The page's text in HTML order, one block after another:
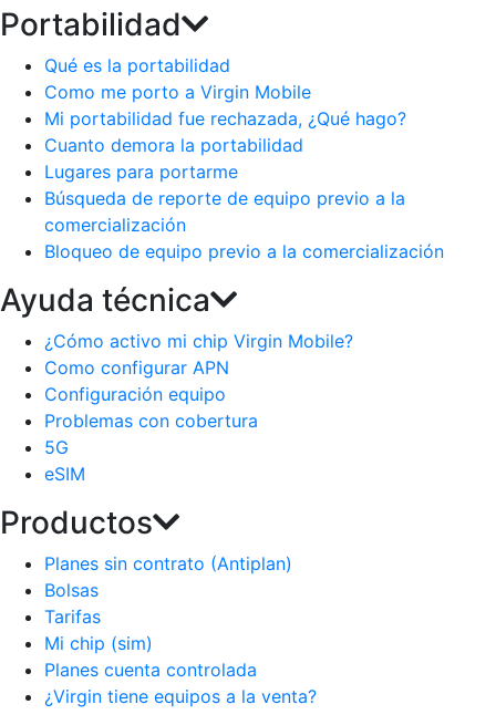
Portabilidad
Qué es la portabilidad
Como me porto a Virgin Mobile
Mi portabilidad fue rechazada, ¿Qué hago?
Cuanto demora la portabilidad
Lugares para portarme
Búsqueda de reporte de equipo previo a la
comercialización
Bloqueo de equipo previo a la comercialización
Ayuda técnica
¿Cómo activo mi chip Virgin Mobile?
Como configurar APN
Configuración equipo
Problemas con cobertura
5G
eSIM
Productos
Planes sin contrato (Antiplan)
Bolsas
Tarifas
Mi chip (sim)
Planes cuenta controlada
¿Virgin tiene equipos a la venta?